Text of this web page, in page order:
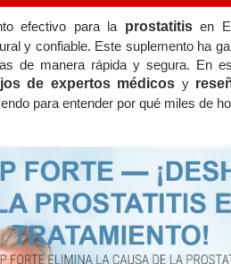
efectivo para la prostatitisen
y confiable. Este suplemento ha
de manera rápida y segura. En
de expertos médicos y
para entender por qué miles de